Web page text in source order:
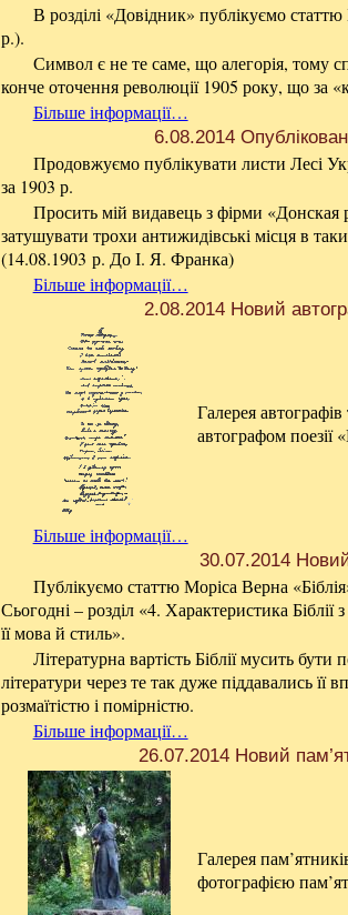
В розділі «Довідник» публікуємо
р.).
Символ є не те саме, що алегорія, тому
конче оточення революції 1905 року, що за
Більше інформації…
6.08.2014
Продовжуємо публікувати листи Лесі
за 1903 р.
Просить мій видавець з фірми
затушувати трохи антижидівські місця в
(14.08.1903 р. До І. Я. Франка)
Більше інформації…
2.08.2014 Новий
Галерея
автографом
Більше інформації…
30.07.2014
Публікуємо статтю Моріса Верна
Сьогодні – розділ «4. Характеристика Біблії
її мова й стиль».
Літературна вартість Біблії мусить
літератури через те так дуже піддавались її
розмаїтістю і помірністю.
Більше інформації…
26.07.2014 Новий
Галерея
фотографією